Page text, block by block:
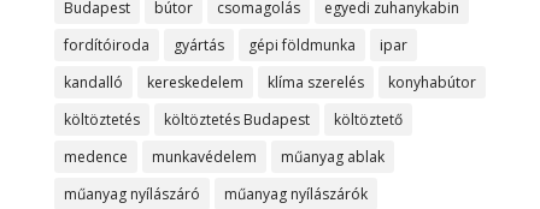
Budapest
bútor csomagolás
egyedi zuhanykabin
fordítóiroda
gyártás gépi földmunka
ipar
kandalló
kereskedelem klíma szerelés
konyhabútor
költöztetés
költöztetés Budapest
költöztető
medence
munkavédelem
műanyag ablak
műanyag nyílászáró
műanyag nyílászárók